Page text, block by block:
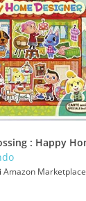
Amazon Marketplace